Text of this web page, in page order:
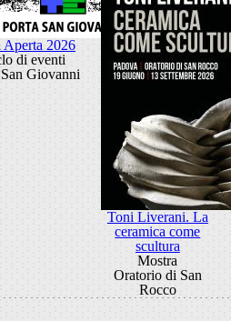
Aperta 2026
di eventi
Giovanni
Toni Liverani. La
ceramica come
scultura
Mostra
Oratorio di San
Rocco